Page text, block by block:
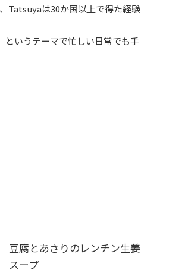
Tatsuyaは30か国以上で得た経験
というテーマで忙しい日常でも手
豆腐とあさりのレンチン生姜
スープ